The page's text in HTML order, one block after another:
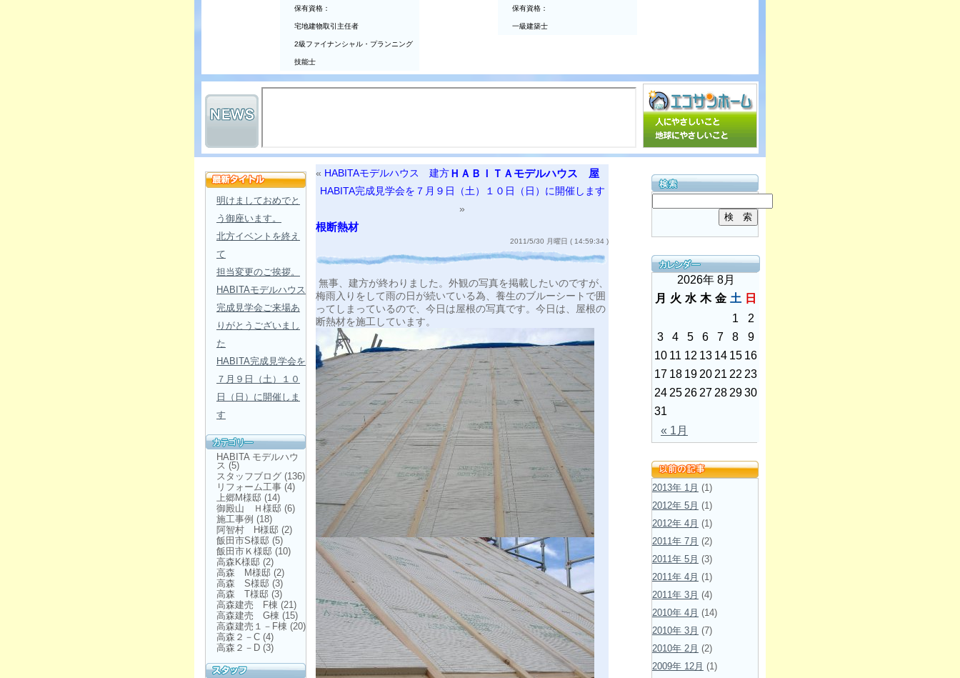
保有資格：
宅地建物取引主任者
2級ファイナンシャル・プランニング
技能士
保有資格：
一級建築士
明けましておめでと
う御座います。
北方イベントを終え
て
担当変更のご挨拶。
HABITAモデルハウス
完成見学会ご来場あ
りがとうございまし
た
HABITA完成見学会を
７月９日（土）１０
日（日）に開催しま
す
HABITA モデルハウ
ス (5)
スタッフブログ (136)
リフォーム工事 (4)
上郷M様邸 (14)
御殿山 Ｈ様邸 (6)
施工事例 (18)
阿智村 H様邸 (2)
飯田市S様邸 (5)
飯田市Ｋ様邸 (10)
高森K様邸 (2)
高森 M様邸 (2)
高森 S様邸 (3)
高森 T様邸 (3)
高森建売 F棟 (21)
高森建売 G棟 (15)
高森建売１－F棟 (20)
高森２－C (4)
高森２－D (3)
« HABITAモデルハウス 建方
HABITA完成見学会を７月９日（土）１０日（日）に開催します
»
ＨＡＢＩＴＡモデルハウス 屋
根断熱材
2011/5/30 月曜日 ( 14:59:34 )
無事、建方が終わりました。外観の写真を掲載したいのですが、
梅雨入りをして雨の日が続いている為、養生のブルーシートで囲
ってしまっているので、今日は屋根の写真です。今日は、屋根の
断熱材を施工しています。
2026年 8月
月 火 水 木 金 土 日
« 1月
1
2
3
4 5 6 7 8
9
10 11 12 13 14 15 16
17 18 19 20 21 22 23
24 25 26 27 28 29 30
31
2013年 1月 (1)
2012年 5月 (1)
2012年 4月 (1)
2011年 7月 (2)
2011年 5月 (3)
2011年 4月 (1)
2011年 3月 (4)
2010年 4月 (14)
2010年 3月 (7)
2010年 2月 (2)
2009年 12月 (1)